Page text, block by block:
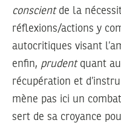
conscientde la
réflexions/actions y
autocritiques visant
enfin, prudentquant
récupération et
mène pas ici un
sert de sa croyance